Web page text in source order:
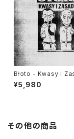
Błoto - Kwasy I
P"
¥5,980
その他の商品